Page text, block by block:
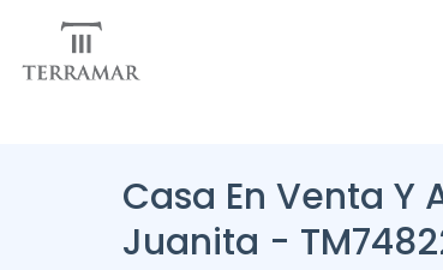
Casa En Venta Y
Juanita -